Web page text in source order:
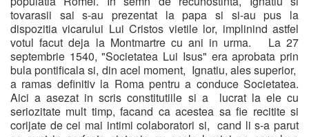
tovarasii sai s-au prezentat la papa si si-au pus la
dispozitia vicarului Lui Cristos vietile lor, implinind astfel
votul facut deja la Montmartre cu ani in urma. La 27
septembrie 1540, "Societatea Lui Isus" era aprobata prin
bula pontificala si, din acel moment, Ignatiu, ales superior,
a ramas definitiv la Roma pentru a conduce Societatea.
Aici a asezat in scris constitutiile si a lucrat la ele cu
seriozitate mult timp, facand ca acestea sa fie recitite si
corijate de cei mai intimi colaboratori si, cand li s-a parut